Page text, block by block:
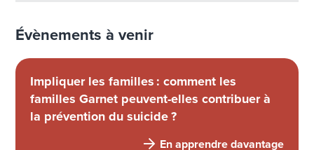
Évènements à venir
Impliquer les familles : comment les
familles Garnet peuvent-elles contribuer à
la prévention du suicide ?
En apprendre davantage